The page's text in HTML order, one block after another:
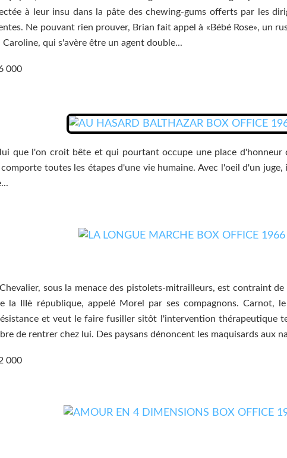
à leur insu dans la pâte des chewing-gums offerts par les
Ne pouvant rien prouver, Brian fait appel à «Bébé Rose», un
qui s'avère être un agent double...
000
que l'on croit bête et qui pourtant occupe une place d'honneur
toutes les étapes d'une vie humaine. Avec l'oeil d'un
sous la menace des pistolets-mitrailleurs, est contraint de
la IIIè république, appelé Morel par ses compagnons. Carnot,
et veut le faire fusiller sitôt l'intervention thérapeutique
de rentrer chez lui. Des paysans dénoncent les maquisards aux
000